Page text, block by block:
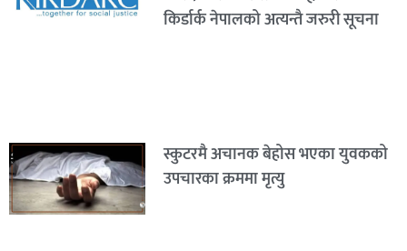
किर्डार्क नेपालको अत्यन्तै जरुरी सूचना
स्कुटरमै अचानक बेहोस भएका युवकको
उपचारका क्रममा मृत्यु